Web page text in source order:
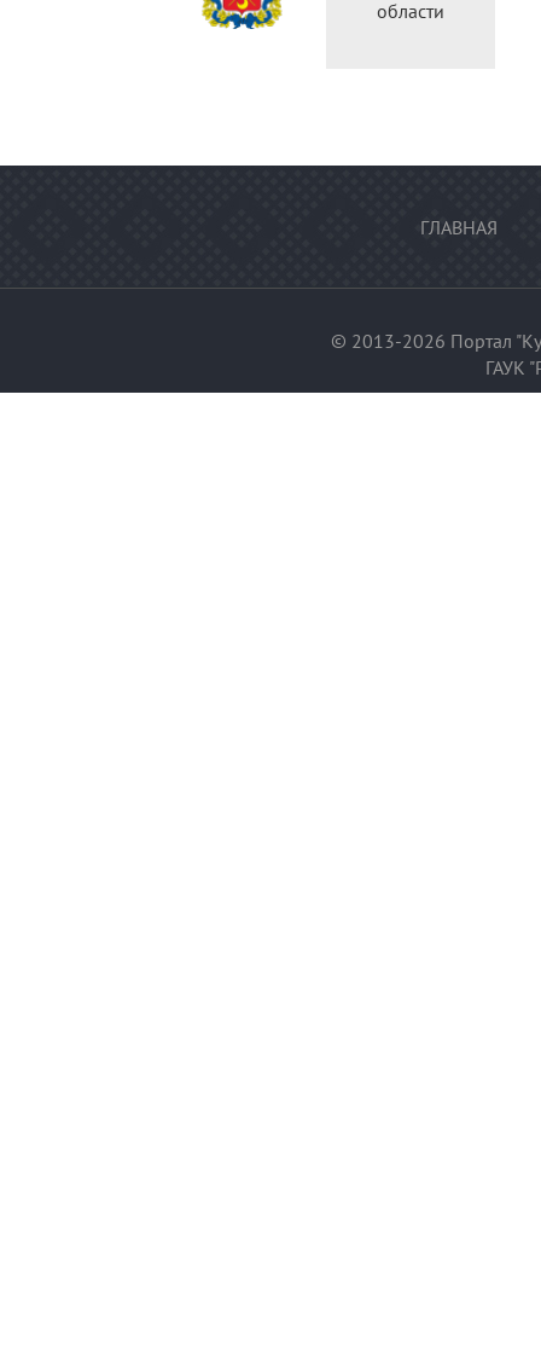
области
ГЛАВНАЯ
© 2013-2026 Портал
ГАУК